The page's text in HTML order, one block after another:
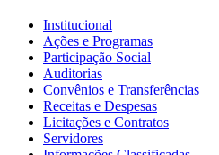
Institucional
Ações e Programas
Participação Social
Auditorias
Convênios e Transferências
Receitas e Despesas
Licitações e Contratos
Servidores